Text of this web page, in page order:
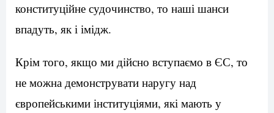
конституційне судочинство, то наші шанси
впадуть, як і імідж.
Крім того, якщо ми дійсно вступаємо в ЄС, то
не можна демонструвати наругу над
європейськими інституціями, які мають у